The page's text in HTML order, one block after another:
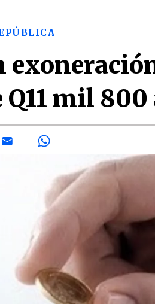
Q11 mil 800